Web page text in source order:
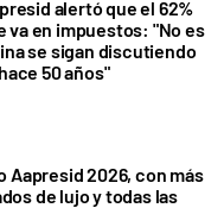
alertó que el 62%
va en impuestos: "No es
se sigan discutiendo
50 años"
Aapresid 2026, con más
de lujo y todas las